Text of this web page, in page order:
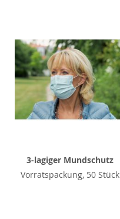
3-lagiger Mundschutz
Vorratspackung, 50 Stück